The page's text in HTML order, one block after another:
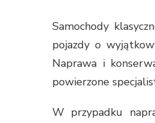
Samochody
pojazdy o
Naprawa i
powierzone
W przypadku